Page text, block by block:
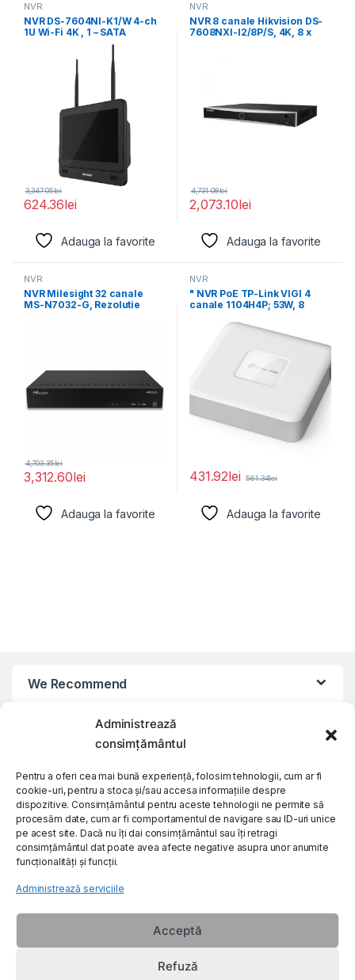
Administrează
consimțământul
Pentru a oferi cea mai bună experiență, folosim tehnologii, cum ar fi
cookie-uri, pentru a stoca și/sau accesa informațiile despre
dispozitive. Consimțământul pentru aceste tehnologii ne permite să
procesăm date, cum ar fi comportamentul de navigare sau ID-uri unice
pe acest site. Dacă nu îți dai consimțământul sau îți retragi
consimțământul dat poate avea afecte negative asupra unor anumite
funcționalități și funcții.
Administrează serviciile
Acceptă
Refuză
NVR
NVR DS-7604NI-K1/W 4-ch
1U Wi-Fi 4K , 1 – SATA
624.36lei
3,347.05lei
Adauga la favorite
NVR
NVR 8 canale Hikvision DS-
7608NXI-I2/8P/S, 4K, 8 x
2,073.10lei
4,731.08lei
Adauga la favorite
NVR
NVR Milesight 32 canale
MS-N7032-G, Rezolutie
3,312.60lei
4,703.35lei
Adauga la favorite
NVR
" NVR PoE TP-Link VIGI 4
canale 1104H4P; 53W, 8
431.92lei 561.34lei
Adauga la favorite
We Recommend
My Account
Customer Care
About Us